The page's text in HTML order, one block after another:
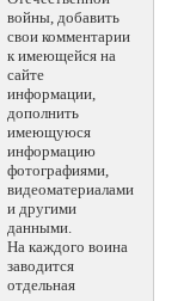
войны, добавить
свои комментарии
к имеющейся на
сайте
информации,
дополнить
имеющуюся
информацию
фотографиями,
видеоматериалами
и другими
данными.
На каждого воина
заводится
отдельная